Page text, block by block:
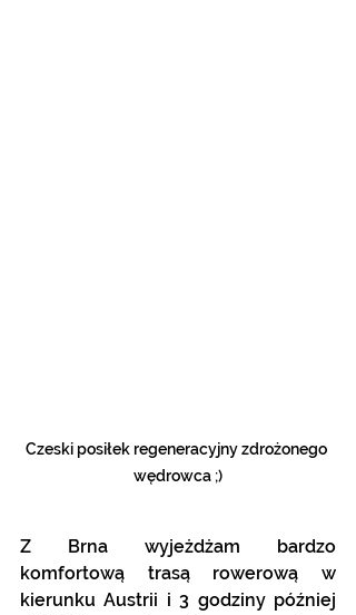
Czeski posiłek regeneracyjny zdrożonego
wędrowca ;)
Z Brna wyjeżdżam bardzo
komfortową trasą rowerową w
kierunku Austrii i 3 godziny później